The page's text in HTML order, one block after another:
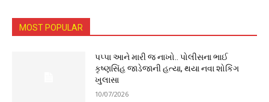
MOST POPULAR
પપ્પા આને મારી જ નાખો.. પોલીસના ભાઈ
કૃષ્ણસિંહ જાડેજાની હત્યા, થયા નવા શોકિંગ
ખુલાસા
10/07/2026